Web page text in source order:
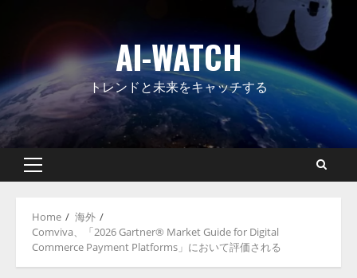
AI-WATCH
トレンドと未来をキャッチする
Primary
Home
海外
Comviva、「2026 Gartner® Market Guide for Digital
Commerce Payment Platforms」において評価される